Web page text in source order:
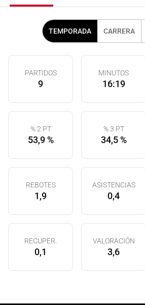
TEMPORADA CARRERA
PARTIDOS
9
MINUTOS
16:19
% 2 PT
53,9 %
% 3 PT
34,5 %
REBOTES
1,9
ASISTENCIAS
0,4
RECUPER.
0,1
VALORACIÓN
3,6